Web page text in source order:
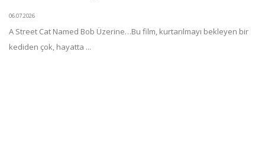
06.07.2026
A Street Cat Named Bob Üzerine…Bu film, kurtarılmayı bekleyen bir
kediden çok, hayatta ...